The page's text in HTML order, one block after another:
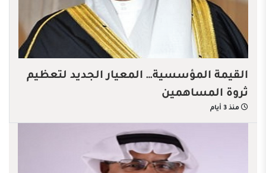
القيمة المؤسسية… المعيار الجديد لتعظيم
ثروة المساهمين
منذ 3 أيام